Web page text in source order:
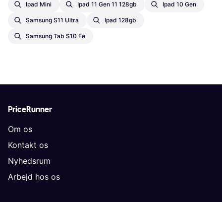
Ipad Mini Ipad 11 Gen 11 128gb Ipad 10 Gen
Samsung S11 Ultra Ipad 128gb
Samsung Tab S10 Fe
PriceRunner
Om os
Kontakt os
Nyhedsrum
Arbejd hos os